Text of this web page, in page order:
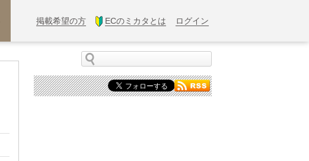
掲載希望の方 ECのミカタとは ログイン